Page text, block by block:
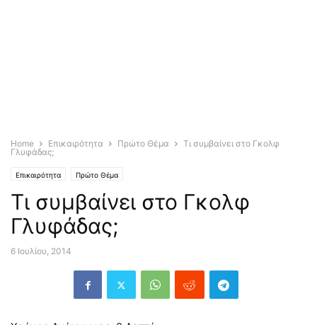
Home Επικαιρότητα Πρώτο Θέμα
Τι συμβαίνει στο Γκολφ
Γλυφάδας;
Επικαιρότητα Πρώτο Θέμα
Τι συμβαίνει στο Γκολφ
Γλυφάδας;
6 Ιουλίου, 2014